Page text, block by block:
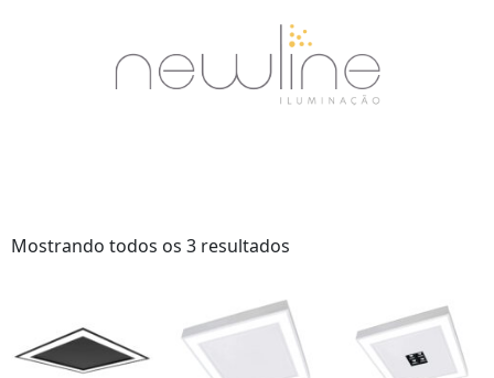
Mostrando todos os 3 resultados